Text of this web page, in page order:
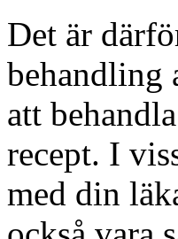
Det är
behandling
att
recept. I
med din